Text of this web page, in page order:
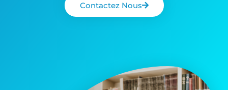
Contactez Nous